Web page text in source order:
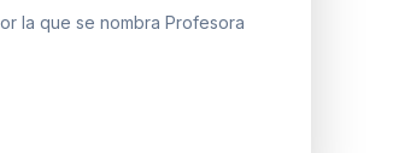
la que se nombra Profesora